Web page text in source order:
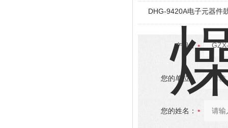
DHG-9420A电子元器件
产品：
您的单位：
您的姓名：